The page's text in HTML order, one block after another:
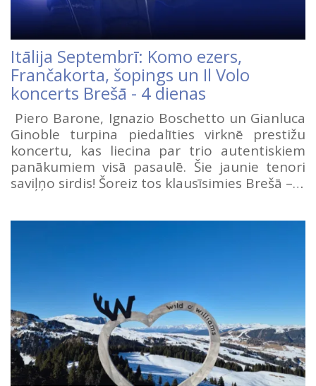
Itālija Septembrī: Komo ezers,
Frančakorta, šopings un Il Volo
koncerts Brešā - 4 dienas
Piero Barone, Ignazio Boschetto un Gianluca
Ginoble turpina piedalīties virknē prestižu
koncertu, kas liecina par trio autentiskiem
panākumiem visā pasaulē. Šie jaunie tenori
saviļņo sirdis! Šoreiz tos klausīsimies Brešā –…